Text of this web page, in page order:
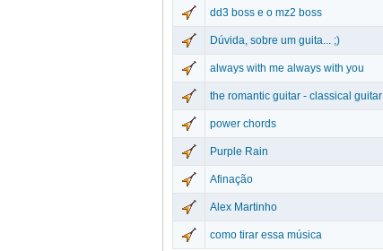
dd3 boss e o mz2 boss
Dúvida, sobre um guita... ;)
always with me always with you
the romantic guitar - classical guitar
power chords
Purple Rain
Afinação
Alex Martinho
como tirar essa música